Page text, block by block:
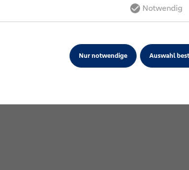
Fachausschüssen und
gewährleisten wir das
Fokus auf die
Notwendig
Nur notwendige Auswahl